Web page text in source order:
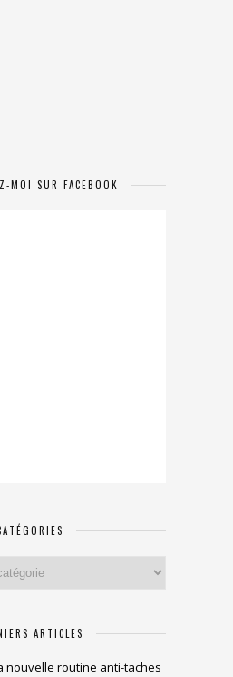
MOI SUR FACEBOOK
ARTICLES
nouvelle routine anti-taches